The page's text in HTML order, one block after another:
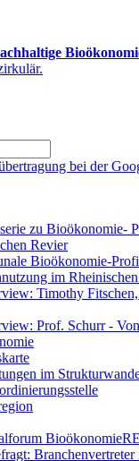
bei der
zu Bioökonomie-
Revier
Bioökonomie-
im
Timothy
Prof. Schurr -
im